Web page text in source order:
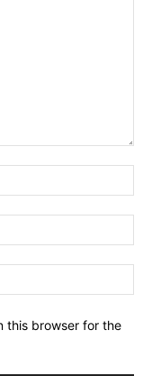
this browser for the